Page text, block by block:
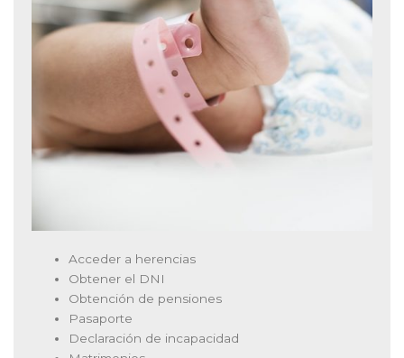
Acceder a herencias
Obtener el DNI
Obtención de pensiones
Pasaporte
Declaración de incapacidad